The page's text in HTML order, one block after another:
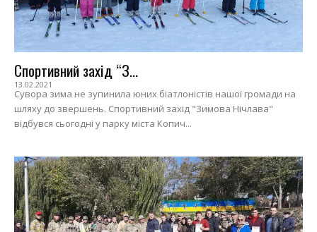
Спортивний захід “З...
13.02.2021
Сувора зима не зупинила юних біатлоністів нашої громади на
шляху до звершень. Спортивний захід "Зимова Нічлава"
відбувся сьогодні у парку міста Копич...